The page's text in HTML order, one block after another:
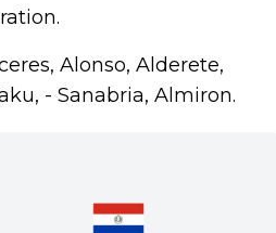
Alonso, Alderete,
- Sanabria, Almiron.